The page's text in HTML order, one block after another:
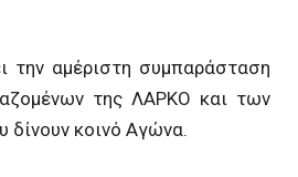
αμέριστη συμπαράσταση
της ΛΑΡΚΟ και των
κοινό Αγώνα.